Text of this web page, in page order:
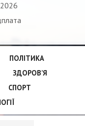
ПОЛІТИКА
ЗДОРОВ’Я
СПОРТ